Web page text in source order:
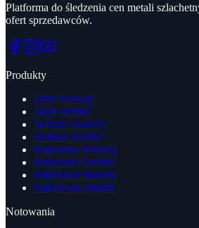
Platforma do śledzenia cen metali
ofert sprzedawców.
Produkty
Złote monety
Złote sztabki
Srebrne monety
Srebrne sztabki
Platynowe monety
Platynowe sztabki
Palladowe monety
Palladowe sztabki
Notowania